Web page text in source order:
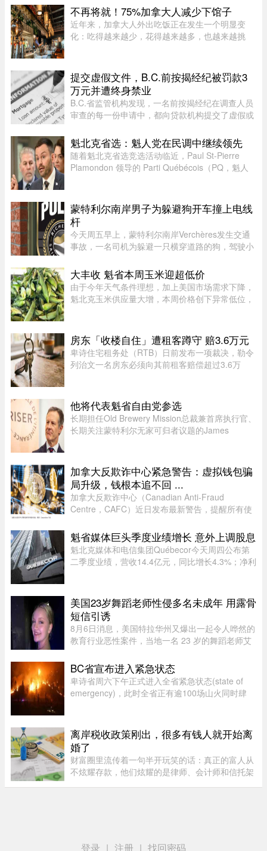
至Bois-Franc路段停运时间将持续至上午10时。
REM将安排接驳巴士连接受影响 ...
不再将就！75%加拿大人减少下馆子
近年来，加拿大人外出吃饭正在发生一个明显变
化：吃得越来越少，花得越来越多，也越来越挑
20多加元，结账还要面对18%甚 ...
提交虚假文件，B.C.前按揭经纪被罚款3
万元并遭终身禁业
B.C.省监管机构发现，一名前按揭经纪在调查人员
审查的每一份申请中，都向贷款机构提交了虚假或
魁北克省选：魁人党在民调中继续领先
随着魁北克省选竞选活动临近，Paul St-Pierre
Plamondon 领导的 Parti Québécois（PQ，魁人
蒙特利尔南岸男子为躲避狗开车撞上电线
杆
今天周五早上，蒙特利尔南岸Verchères发生交通
事故，一名司机为躲避一只横穿道路的狗，驾驶小
故发生在上午7点左右，受影响路段位于Saint-
Alexandre街与Calixa-Lavallé ...
大丰收 魁省本周玉米迎超低价
由于今年天气条件理想，加上美国市场需求下降，
魁北克玉米供应量大增，本周价格创下异常低位，
人David Côté表示， ...
房东「收楼自住」遭租客蹲守 赔3.6万元
卑诗住宅租务处（RTB）日前发布一项裁决，勒令
列治文一名房东必须向其前租客赔偿超过3.6万
闲置整整一年无人入住，因而遭 ...
他将代表魁省自由党参选
长期担任Old Brewery Mission总裁兼首席执行官、
长期关注蒙特利尔无家可归者议题的James
Charles Milliard预计将于今天周四下午 ...
加拿大反欺诈中心紧急警告：虚拟钱包骗
局升级，钱根本追不回 ...
加拿大反欺诈中心（Canadian Anti-Fraud
Centre，CAFC）近日发布最新警告，提醒所有使
警惕日益猖獗的相关诈骗活动。CAFC 指出，一旦
加密货币被盗或转出，几乎不可能追 ...
魁省媒体巨头季度业绩增长 意外上调股息
魁北克媒体和电信集团Québecor今天周四公布第
二季度业绩，营收14.4亿元，同比增长4.3%；净利
4%至12.3亿元，过去一年新增2 ...
美国23岁舞蹈老师性侵多名未成年 用露骨
短信引诱
8月6日消息，美国特拉华州又爆出一起令人哗然的
教育行业恶性案件，当地一名 23 岁的舞蹈老师艾
舞蹈工作室的两名未成年学生实施性虐待，还通过
电子设备引诱青少年，面临 ...
BC省宣布进入紧急状态
卑诗省周六下午正式进入全省紧急状态(state of
emergency)，此时全省正有逾100场山火同时肆
（8日）下午在温哥华市中心发 ...
离岸税收政策刚出，很多有钱人就开始离
婚了
财富圈里流传着一句半开玩笑的话：真正的富人从
不炫耀存款，他们炫耀的是律师、会计师和信托架
登录 | 注册 | 找回密码